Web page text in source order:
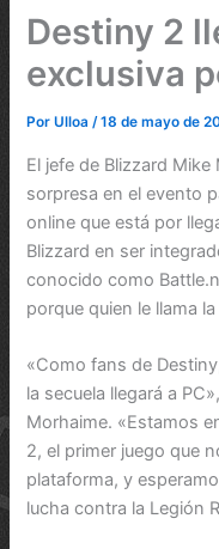
Destiny 2
exclusiva
PorUlloa/18 de mayo de
El jefe de Blizzard
sorpresa en el evento
online que está por
Blizzard en ser
conocido como
porque quien le llama
«Como fans de
la secuela llegará a
Morhaime. «Estamos
2, el primer juego que
plataforma, y
lucha contra la Legión